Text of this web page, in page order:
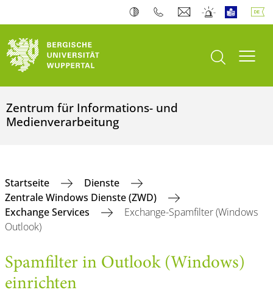
Suche öffnen
Zentrum für Informations- und
Medienverarbeitung
Startseite
Dienste
Zentrale Windows Dienste (ZWD)
Exchange Services
Exchange-Spamfilter (Windows
Outlook)
Spamfilter in Outlook (Windows)
einrichten